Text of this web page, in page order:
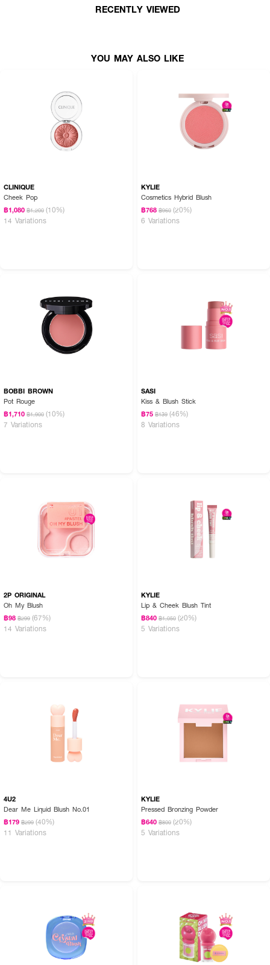
RECENTLY VIEWED
YOU MAY ALSO LIKE
CLINIQUE
Cheek Pop
฿1,080 ฿1,200 (10%)
14 Variations
KYLIE
Cosmetics Hybrid Blush
฿768 ฿960 (20%)
6 Variations
BOBBI BROWN
Pot Rouge
฿1,710 ฿1,900 (10%)
7 Variations
SASI
Kiss & Blush Stick
฿75 ฿139 (46%)
8 Variations
2P ORIGINAL
Oh My Blush
฿98 ฿299 (67%)
14 Variations
KYLIE
Lip & Cheek Blush Tint
฿840 ฿1,050 (20%)
5 Variations
4U2
Dear Me Liquid Blush No.01
฿179 ฿299 (40%)
11 Variations
KYLIE
Pressed Bronzing Powder
฿640 ฿800 (20%)
5 Variations